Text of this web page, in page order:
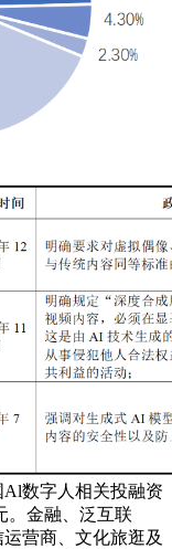
数字人相关投融资
。金融、泛互联
营商、文化旅逛及